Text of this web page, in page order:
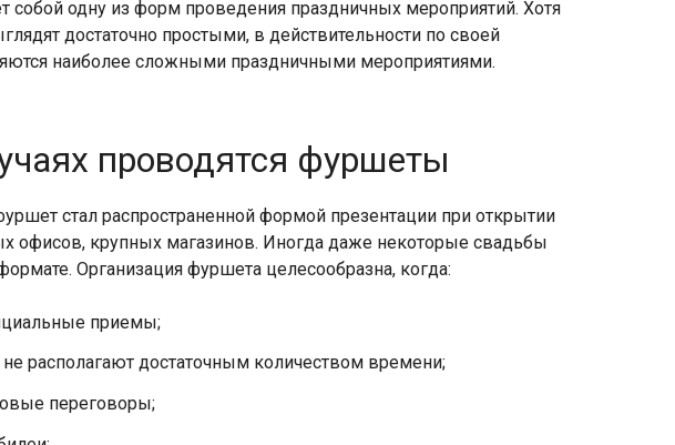
собой одну из форм проведения праздничных мероприятий. Хотя
достаточно простыми, в действительности по своей
наиболее сложными праздничными мероприятиями.
проводятся фуршеты
стал распространенной формой презентации при открытии
офисов, крупных магазинов. Иногда даже некоторые свадьбы
Организация фуршета целесообразна, когда:
приемы;
не располагают достаточным количеством времени;
переговоры;